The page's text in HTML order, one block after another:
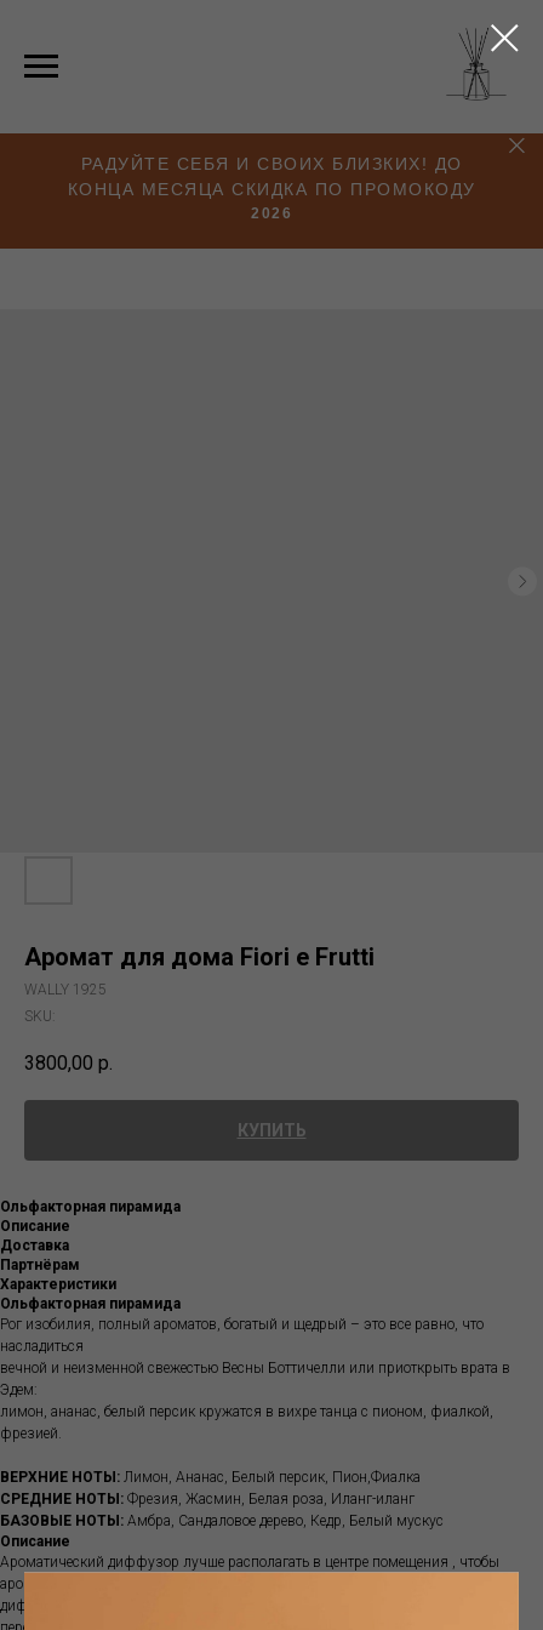
РАДУЙТЕ СЕБЯ И СВОИХ БЛИЗКИХ! ДО
КОНЦА МЕСЯЦА СКИДКА ПО ПРОМОКОДУ
2026
Аромат для дома Fiori e Frutti
WALLY 1925
SKU:
3800,00 р.
КУПИТЬ
Ольфакторная пирамида
Описание
Доставка
Партнёрам
Характеристики
Ольфакторная пирамида
Рог изобилия, полный ароматов, богатый и щедрый – это все равно, что
насладиться
вечной и неизменной свежестью Весны Боттичелли или приоткрыть врата в
Эдем:
лимон, ананас, белый персик кружатся в вихре танца с пионом, фиалкой,
фрезией.
ВЕРХНИЕ НОТЫ: Лимон, Ананас, Белый персик, Пион,Фиалка
СРЕДНИЕ НОТЫ: Фрезия, Жасмин, Белая роза, Иланг-иланг
БАЗОВЫЕ НОТЫ: Амбра, Сандаловое дерево, Кедр, Белый мускус
Описание
Ароматический диффузор лучше располагать в центре помещения , чтобы
аромат распространялся равномерно. Обычно рекомендуется ставить
диффузор на пересечении воздушных потоков. Палочки рекомендуется